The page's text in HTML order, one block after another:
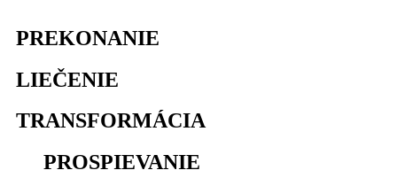
PREKONANIE
LIEČENIE
TRANSFORMÁCIA
PROSPIEVANIE